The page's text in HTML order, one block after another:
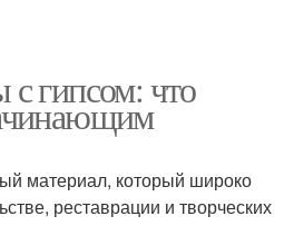
гипсом: что
материал, который широко
реставрации и творческих